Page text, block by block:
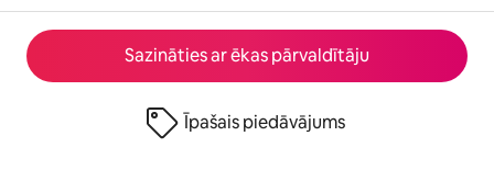
Sazināties ar ēkas pārvaldītāju
Īpašais piedāvājums